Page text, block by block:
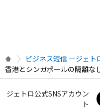
ビジネス短信 ―ジェト
香港とシンガポールの隔離な
ジェトロ公式SNSアカウン
ト